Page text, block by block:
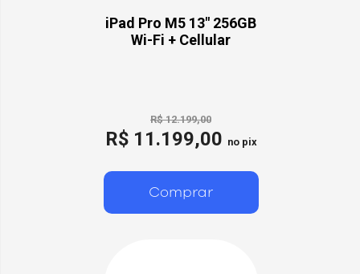
iPad Pro M5 13" 256GB
Wi-Fi + Cellular
R$ 12.199,00
R$ 11.199,00 no pix
Comprar